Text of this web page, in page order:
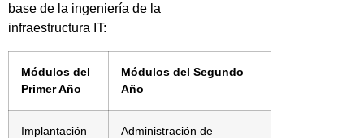
base de la ingeniería de la
infraestructura IT:
Módulos del
Primer Año
Módulos del Segundo
Año
Implantación
Administración de